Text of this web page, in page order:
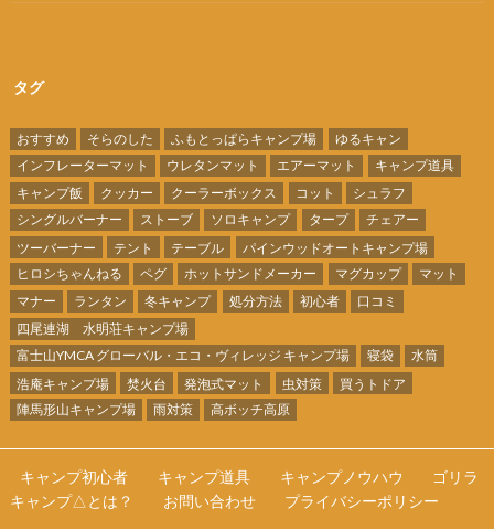
タグ
おすすめ そらのした ふもとっぱらキャンプ場
ゆるキャン
インフレーターマット
ウレタンマット エアーマット
キャンプ道具
キャンプ飯
クッカー クーラーボックス コット
シュラフ
シングルバーナー
ストーブ ソロキャンプ タープ
チェアー
ツーバーナー
テント テーブル
パインウッドオートキャンプ場
ヒロシちゃんねる
ペグ ホットサンドメーカー マグカップ
マット
マナー
ランタン 冬キャンプ 処分方法 初心者
口コミ
四尾連湖 水明荘キャンプ場
富士山YMCA グローバル・エコ・ヴィレッジ キャンプ場
寝袋
水筒
浩庵キャンプ場
焚火台 発泡式マット 虫対策
買うトドア
陣馬形山キャンプ場
雨対策 高ボッチ高原
キャンプ初心者 キャンプ道具 キャンプノウハウ
ゴリラ
キャンプ△とは？
お問い合わせ プライバシーポリシー